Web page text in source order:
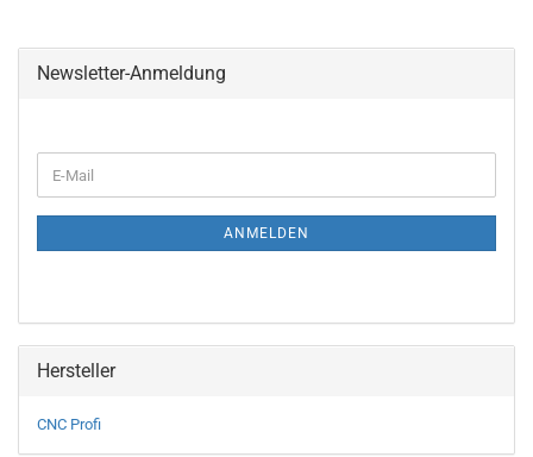
Newsletter-Anmeldung
ZUR
E-
Mail
ANMELDEN
Hersteller
CNC Profi